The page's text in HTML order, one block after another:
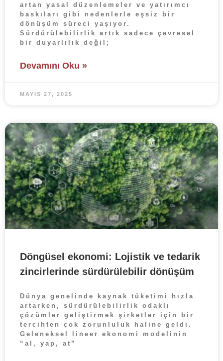
artan yasal düzenlemeler ve yatırımcı
baskıları gibi nedenlerle eşsiz bir
dönüşüm süreci yaşıyor.
Sürdürülebilirlik artık sadece çevresel
bir duyarlılık değil;
Devamını Oku »
MAYIS 27, 2025
Döngüsel ekonomi: Lojistik ve tedarik
zincirlerinde sürdürülebilir dönüşüm
Dünya genelinde kaynak tüketimi hızla
artarken, sürdürülebilirlik odaklı
çözümler geliştirmek şirketler için bir
tercihten çok zorunluluk haline geldi.
Geleneksel lineer ekonomi modelinin
“al, yap, at”